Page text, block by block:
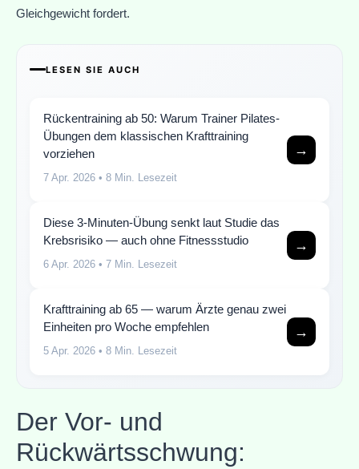
Gleichgewicht fordert.
LESEN SIE AUCH
Rückentraining ab 50: Warum Trainer Pilates-
Übungen dem klassischen Krafttraining
vorziehen
7 Apr. 2026 • 8 Min. Lesezeit
→
Diese 3-Minuten-Übung senkt laut Studie das
Krebsrisiko — auch ohne Fitnessstudio
6 Apr. 2026 • 7 Min. Lesezeit
→
Krafttraining ab 65 — warum Ärzte genau zwei
Einheiten pro Woche empfehlen
5 Apr. 2026 • 8 Min. Lesezeit
→
Der Vor- und
Rückwärtsschwung: